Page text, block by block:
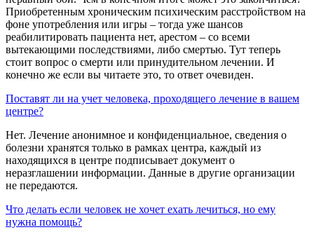
Приобретенным хроническим психическим расстройством на
фоне употребления или игры – тогда уже шансов
реабилитировать пациента нет, арестом – со всеми
вытекающими последствиями, либо смертью. Тут теперь
стоит вопрос о смерти или принудительном лечении. И
конечно же если вы читаете это, то ответ очевиден.
Поставят ли на учет человека, проходящего лечение в вашем
центре?
Нет. Лечение анонимное и конфиденциальное, сведения о
болезни хранятся только в рамках центра, каждый из
находящихся в центре подписывает документ о
неразглашении информации. Данные в другие организации
не передаются.
Что делать если человек не хочет ехать лечиться, но ему
нужна помощь?